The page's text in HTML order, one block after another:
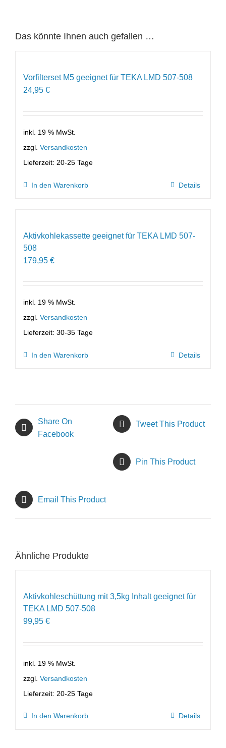
Das könnte Ihnen auch gefallen …
Vorfilterset M5 geeignet für TEKA LMD 507-508
24,95 €
inkl. 19 % MwSt.
zzgl. Versandkosten
Lieferzeit: 20-25 Tage
In den Warenkorb Details
Aktivkohlekassette geeignet für TEKA LMD 507-
508
179,95 €
inkl. 19 % MwSt.
zzgl. Versandkosten
Lieferzeit: 30-35 Tage
In den Warenkorb Details
Share On
Facebook
Tweet This Product
Pin This Product
Email This Product
Ähnliche Produkte
Aktivkohleschüttung mit 3,5kg Inhalt geeignet für
TEKA LMD 507-508
99,95 €
inkl. 19 % MwSt.
zzgl. Versandkosten
Lieferzeit: 20-25 Tage
In den Warenkorb Details